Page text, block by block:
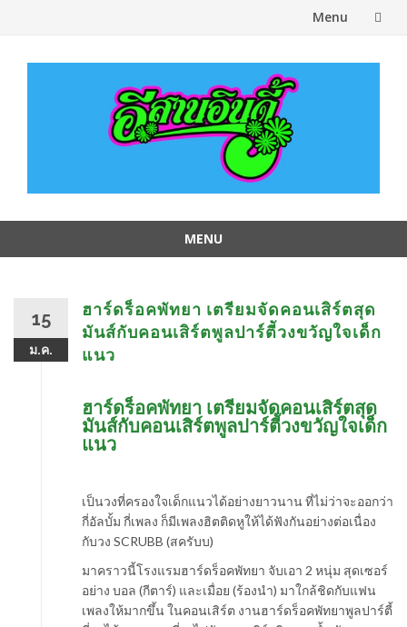
Menu
MENU
15
ม.ค.
ฮาร์ดร็อคพัทยา เตรียมจัดคอนเสิร์ตสุด
มันส์กับคอนเสิร์ตพูลปาร์ตีัวงขวัญใจเด็ก
แนว
ฮาร์ดร็อคพัทยา เตรียมจัดคอนเสิร์ตสุด
มันส์กับคอนเสิร์ตพูลปาร์ตีัวงขวัญใจเด็ก
แนว
เป็นวงที่ครองใจเด็กแนวได้อย่างยาวนาน ที่ไม่ว่าจะออกว่า
กี่อัลบั้ม กี่เพลง ก็มีเพลงฮิตติดหูให้ได้ฟังกันอย่างต่อเนื่อง
กับวง SCRUBB (สครับบ)
มาคราวนี้โรงแรมฮาร์ดร็อคพัทยา จับเอา 2 หนุ่ม สุดเซอร์
อย่าง บอล (กีตาร์) และเมื่อย (ร้องนำ) มาใกล้ชิดกับแฟน
เพลงให้มากขึ้น ในคอนเสิร์ต งานฮาร์ดร็อคพัทยาพูลปาร์ตี้